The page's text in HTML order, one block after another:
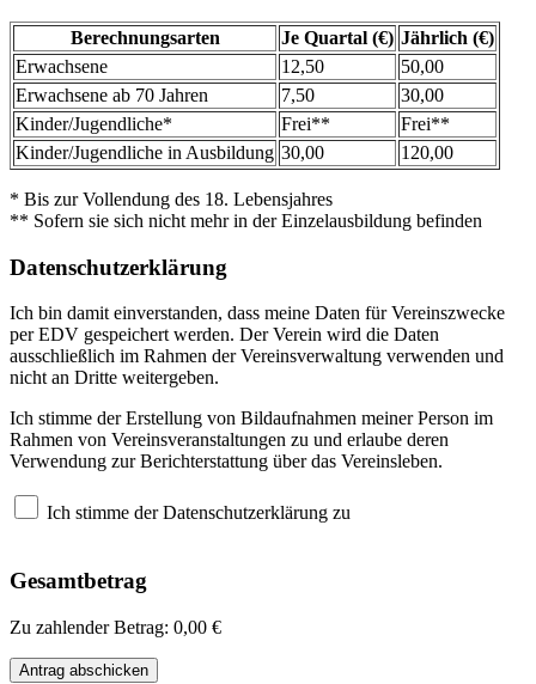
Berechnungsarten Je Quartal (€) Jährlich (€)
Erwachsene
12,50
50,00
Erwachsene ab 70 Jahren
7,50
30,00
Kinder/Jugendliche*
Frei**
Frei**
Kinder/Jugendliche in Ausbildung 30,00 120,00
* Bis zur Vollendung des 18. Lebensjahres
** Sofern sie sich nicht mehr in der Einzelausbildung befinden
Datenschutzerklärung
Ich bin damit einverstanden, dass meine Daten für Vereinszwecke
per EDV gespeichert werden. Der Verein wird die Daten
ausschließlich im Rahmen der Vereinsverwaltung verwenden und
nicht an Dritte weitergeben.
Ich stimme der Erstellung von Bildaufnahmen meiner Person im
Rahmen von Vereinsveranstaltungen zu und erlaube deren
Verwendung zur Berichterstattung über das Vereinsleben.
Ich stimme der Datenschutzerklärung zu
Gesamtbetrag
Zu zahlender Betrag: 0,00 €